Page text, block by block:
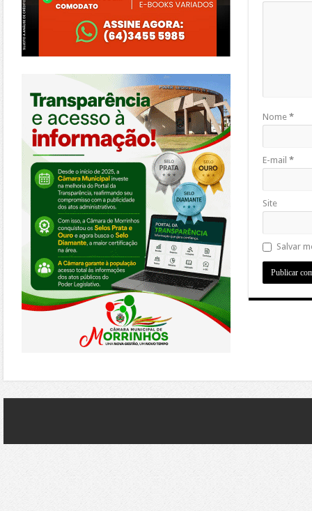
Nome *
E-mail *
Site
Salvar
https://morrinhos.go.leg.br/